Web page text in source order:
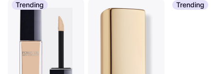
Trending Trending